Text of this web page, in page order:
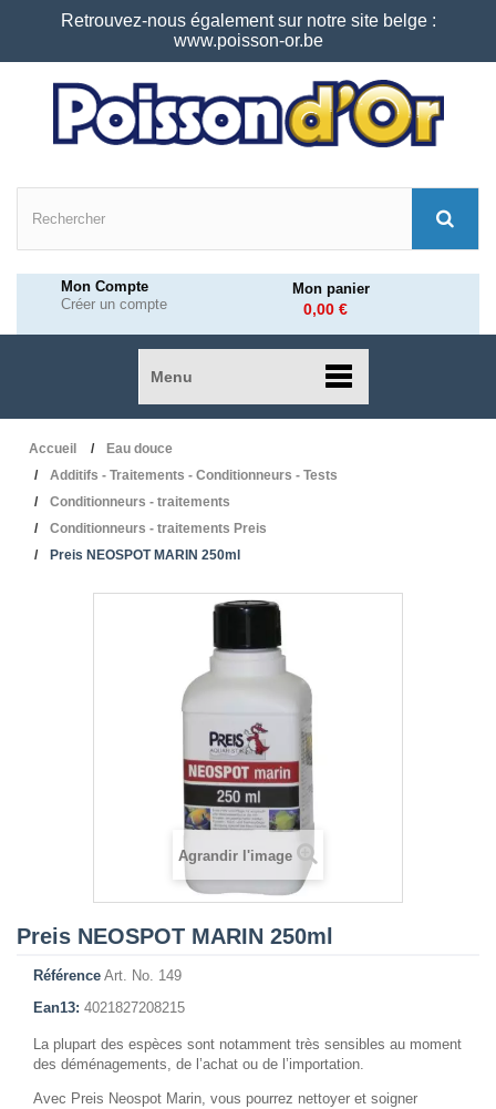
Retrouvez-nous également sur notre site belge :
www.poisson-or.be
Mon Compte
Créer un compte
Mon panier
0,00 €
Menu
Accueil
Eau douce
Additifs - Traitements - Conditionneurs - Tests
Conditionneurs - traitements
Conditionneurs - traitements Preis
Preis NEOSPOT MARIN 250ml
Agrandir l'image
Preis NEOSPOT MARIN 250ml
Référence Art. No. 149
Ean13: 4021827208215
La plupart des espèces sont notamment très sensibles au moment
des déménagements, de l’achat ou de l’importation.
Avec Preis Neospot Marin, vous pourrez nettoyer et soigner